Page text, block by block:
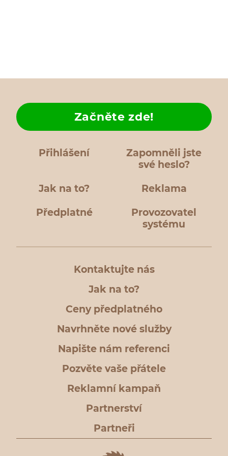
Přihlášení
Zapomněli jste
své heslo?
Jak na to?
Začněte zde!
Reklama
Předplatné
Provozovatel
systému
Kontaktujte nás
Jak na to?
Ceny předplatného
Navrhněte nové služby
Napište nám referenci
Pozvěte vaše přátele
Reklamní kampaň
Partnerství
Partneři